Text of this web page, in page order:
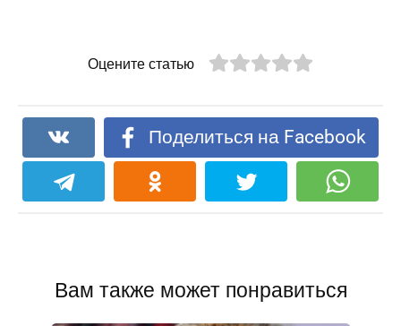
Оцените статью
Поделиться на Facebook
Вам также может понравиться